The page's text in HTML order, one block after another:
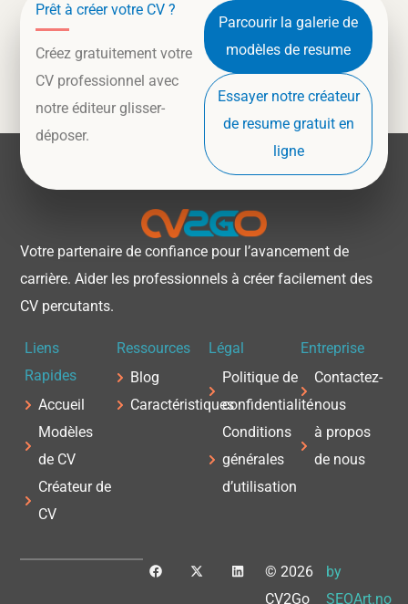
Prêt à créer votre CV ?
Créez gratuitement votre
CV professionnel avec
notre éditeur glisser-
déposer.
Parcourir la galerie de
modèles de resume
Essayer notre créateur
de resume gratuit en
ligne
Votre partenaire de confiance pour l’avancement de
carrière. Aider les professionnels à créer facilement des
CV percutants.
Liens
Rapides
Accueil
Modèles
de CV
Créateur de
CV
Ressources
Blog
Caractéristiques
Légal
Politique de
confidentialité
Conditions
générales
d’utilisation
Entreprise
Contactez-
nous
à propos
de nous
© 2026
CV2Go
by
SEOArt.no
F
a
X
-
L
i